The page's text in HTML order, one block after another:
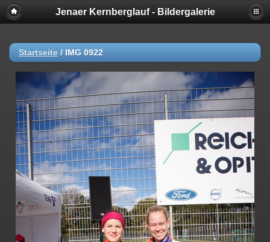
Jenaer Kernberglauf - Bildergalerie
Startseite / IMG 0922